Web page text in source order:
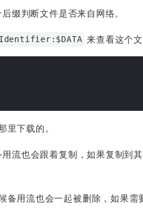
缀判断文件是否来自网络。
来查看这个
里下载的。
流也会跟着复制，如果复制到
备用流也会一起被删除，如果需